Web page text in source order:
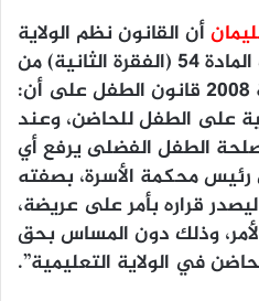
أن القانون نظم الولاية
التعليمية، إذ نصت المادة 54 (الفقرة الثانية) من
القانون رقم 126 لسنة 2008 قانون الطفل على أن:
على الطفل للحاضن، وعند
الطفل الفضلى يرفع أي
رئيس محكمة الأسرة، بصفته
ليصدر قراره بأمر على عريضة،
وذلك دون المساس بحق
في الولاية التعليمية”.